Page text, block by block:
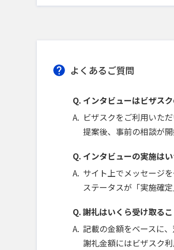
よくあるご質問
インタビューはビザス
ビザスクをご利用いた
提案後、事前の相談が
インタビューの実施は
サイト上でメッセージ
ステータスが「実施確
謝礼はいくら受け取る
記載の金額をベースに
謝礼金額にはビザスク